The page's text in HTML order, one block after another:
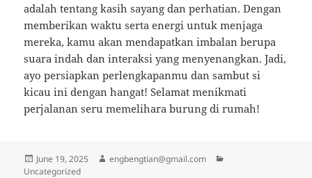
adalah tentang kasih sayang dan perhatian. Dengan
memberikan waktu serta energi untuk menjaga
mereka, kamu akan mendapatkan imbalan berupa
suara indah dan interaksi yang menyenangkan. Jadi,
ayo persiapkan perlengkapanmu dan sambut si
kicau ini dengan hangat! Selamat menikmati
perjalanan seru memelihara burung di rumah!
Posted
on
June 19, 2025 Author
engbengtian@gmail.com
Uncategorized